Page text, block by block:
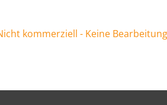
kommerziell - Keine